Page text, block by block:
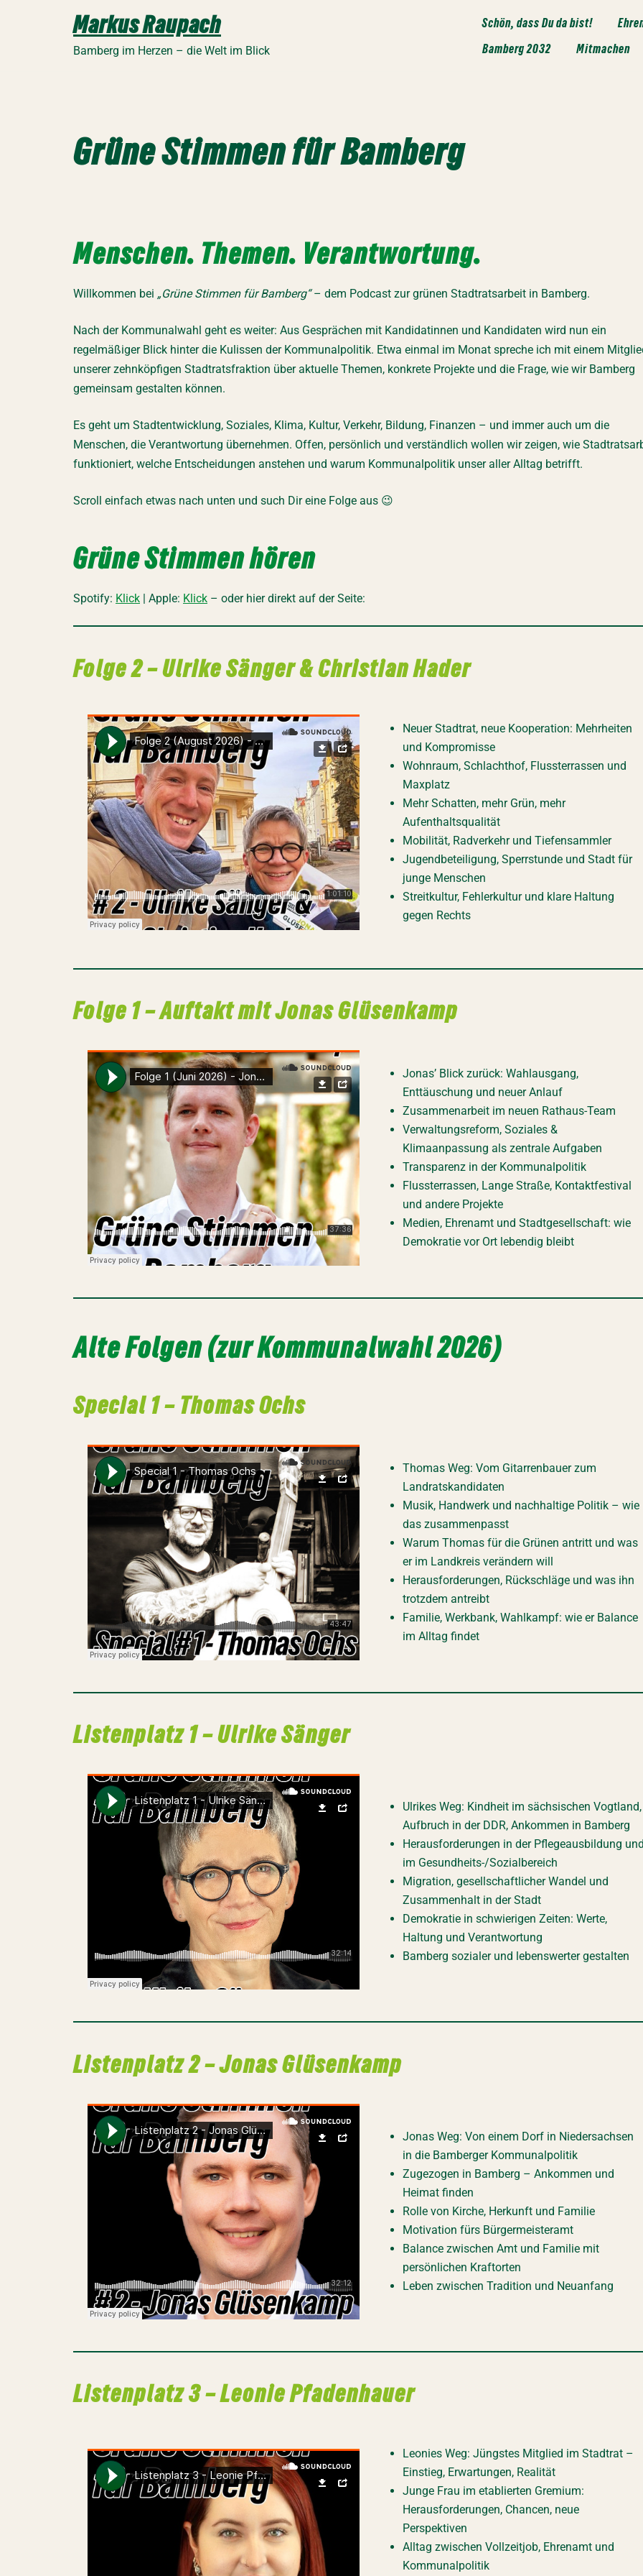
Markus Raupach
Bamberg im Herzen – die Welt im Blick
Schön, dass Du da bist!
Bamberg 2032
Mitmachen
Grüne Stimmen für Bamberg
Menschen. Themen. Verantwortung.
Willkommen bei „Grüne Stimmen für Bamberg“– dem Podcast zur grünen Stadtratsarbeit in Bamberg.
Nach der Kommunalwahl geht es weiter: Aus Gesprächen mit Kandidatinnen und Kandidaten wird nun ein
regelmäßiger Blick hinter die Kulissen der Kommunalpolitik. Etwa einmal im Monat spreche ich mit einem
unserer zehnköpfigen Stadtratsfraktion über aktuelle Themen, konkrete Projekte und die Frage, wie wir Bamberg
gemeinsam gestalten können.
Es geht um Stadtentwicklung, Soziales, Klima, Kultur, Verkehr, Bildung, Finanzen – und immer auch um die
Menschen, die Verantwortung übernehmen. Offen, persönlich und verständlich wollen wir zeigen, wie
funktioniert, welche Entscheidungen anstehen und warum Kommunalpolitik unser aller Alltag betrifft.
Scroll einfach etwas nach unten und such Dir eine Folge aus 😉
Grüne Stimmen hören
Spotify: Klick | Apple: Klick – oder hier direkt auf der Seite:
Folge 2 – Ulrike Sänger & Christian Hader
Neuer Stadtrat, neue Kooperation: Mehrheiten
und Kompromisse
Wohnraum, Schlachthof, Flussterrassen und
Maxplatz
Mehr Schatten, mehr Grün, mehr
Aufenthaltsqualität
Mobilität, Radverkehr und Tiefensammler
Jugendbeteiligung, Sperrstunde und Stadt für
junge Menschen
Streitkultur, Fehlerkultur und klare Haltung
gegen Rechts
Folge 1 – Auftakt mit Jonas Glüsenkamp
Jonas’ Blick zurück: Wahlausgang,
Enttäuschung und neuer Anlauf
Zusammenarbeit im neuen Rathaus-Team
Verwaltungsreform, Soziales &
Klimaanpassung als zentrale Aufgaben
Transparenz in der Kommunalpolitik
Flussterrassen, Lange Straße, Kontaktfestival
und andere Projekte
Medien, Ehrenamt und Stadtgesellschaft: wie
Demokratie vor Ort lebendig bleibt
Alte Folgen (zur Kommunalwahl 2026)
Special 1 – Thomas Ochs
Thomas Weg: Vom Gitarrenbauer zum
Landratskandidaten
Musik, Handwerk und nachhaltige Politik – wie
das zusammenpasst
Warum Thomas für die Grünen antritt und was
er im Landkreis verändern will
Herausforderungen, Rückschläge und was ihn
trotzdem antreibt
Familie, Werkbank, Wahlkampf: wie er Balance
im Alltag findet
Listenplatz 1 – Ulrike Sänger
Ulrikes Weg: Kindheit im sächsischen Vogtland,
Aufbruch in der DDR, Ankommen in Bamberg
Herausforderungen in der Pflegeausbildung
im Gesundheits-/Sozialbereich
Migration, gesellschaftlicher Wandel und
Zusammenhalt in der Stadt
Demokratie in schwierigen Zeiten: Werte,
Haltung und Verantwortung
Bamberg sozialer und lebenswerter gestalten
Listenplatz 2 – Jonas Glüsenkamp
Jonas Weg: Von einem Dorf in Niedersachsen
in die Bamberger Kommunalpolitik
Zugezogen in Bamberg – Ankommen und
Heimat finden
Rolle von Kirche, Herkunft und Familie
Motivation fürs Bürgermeisteramt
Balance zwischen Amt und Familie mit
persönlichen Kraftorten
Leben zwischen Tradition und Neuanfang
Listenplatz 3 – Leonie Pfadenhauer
Leonies Weg: Jüngstes Mitglied im Stadtrat –
Einstieg, Erwartungen, Realität
Junge Frau im etablierten Gremium:
Herausforderungen, Chancen, neue
Perspektiven
Alltag zwischen Vollzeitjob, Ehrenamt und
Kommunalpolitik